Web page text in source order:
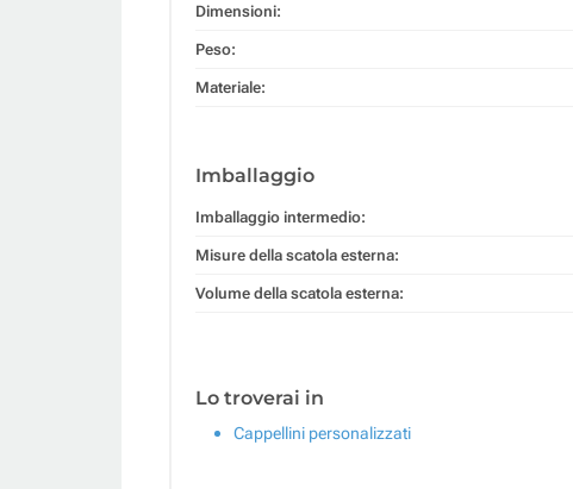
Dimensioni:
Peso:
Materiale:
Imballaggio
Imballaggio intermedio:
Misure della scatola esterna:
Volume della scatola esterna:
Lo troverai in
Cappellini personalizzati